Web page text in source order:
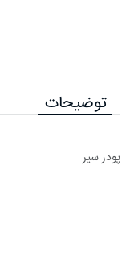
توضیحات
پودر سیر